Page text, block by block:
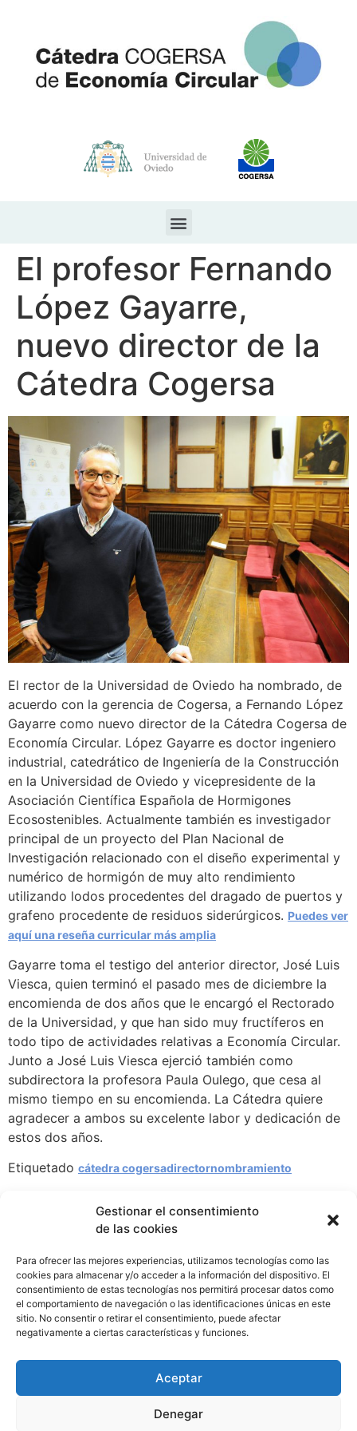
Gestionar el consentimiento
de las cookies
Para ofrecer las mejores experiencias, utilizamos tecnologías como las
cookies para almacenar y/o acceder a la información del dispositivo. El
consentimiento de estas tecnologías nos permitirá procesar datos como
el comportamiento de navegación o las identificaciones únicas en este
sitio. No consentir o retirar el consentimiento, puede afectar
negativamente a ciertas características y funciones.
Aceptar
Denegar
El profesor Fernando
López Gayarre,
nuevo director de la
Cátedra Cogersa
El rector de la Universidad de Oviedo ha nombrado, de
acuerdo con la gerencia de Cogersa, a Fernando López
Gayarre como nuevo director de la Cátedra Cogersa de
Economía Circular. López Gayarre es doctor ingeniero
industrial, catedrático de Ingeniería de la Construcción
en la Universidad de Oviedo y vicepresidente de la
Asociación Científica Española de Hormigones
Ecosostenibles. Actualmente también es investigador
principal de un proyecto del Plan Nacional de
Investigación relacionado con el diseño experimental y
numérico de hormigón de muy alto rendimiento
utilizando lodos procedentes del dragado de puertos y
grafeno procedente de residuos siderúrgicos. Puedes ver
aquí una reseña curricular más amplia
Gayarre toma el testigo del anterior director, José Luis
Viesca, quien terminó el pasado mes de diciembre la
encomienda de dos años que le encargó el Rectorado
de la Universidad, y que han sido muy fructíferos en
todo tipo de actividades relativas a Economía Circular.
Junto a José Luis Viesca ejerció también como
subdirectora la profesora Paula Oulego, que cesa al
mismo tiempo en su encomienda. La Cátedra quiere
agradecer a ambos su excelente labor y dedicación de
estos dos años.
Etiquetado cátedra cogersadirectornombramiento
Cátedra COGERSA Economía Circular
catedracogersa@uniovi.es
CONTACTO AVISO LEGAL PRIVACIDAD DE DATOS